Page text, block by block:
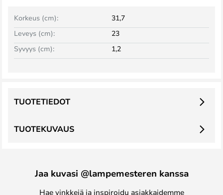
Leveys (cm): 23
Korkeus (cm): 31,7
Syvyys (cm): 1,2
TUOTEKUVAUS
TUOTETIEDOT
Jaa kuvasi @lampemesteren kanssa
Hae vinkkejä ja inspiroidu asiakkaidemme